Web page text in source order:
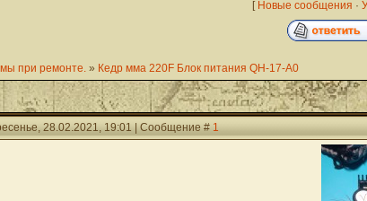
[ Новые сообщения ·
при ремонте. » Кедр мма 220F Блок питания QH-17-A0
28.02.2021, 19:01 | Сообщение #1